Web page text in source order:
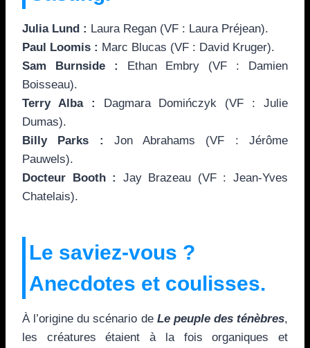
Julia Lund : Laura Regan (VF : Laura Préjean).
Paul Loomis : Marc Blucas (VF : David Kruger).
Sam Burnside : Ethan Embry (VF : Damien
Boisseau).
Terry Alba : Dagmara Domińczyk (VF : Julie
Dumas).
Billy Parks : Jon Abrahams (VF : Jérôme
Pauwels).
Docteur Booth :
Jay Brazeau (VF : Jean-Yves
Chatelais).
Le saviez-vous ?
Anecdotes et coulisses.
À l’origine du scénario de Le peuple des ténèbres,
les créatures étaient à la fois organiques et